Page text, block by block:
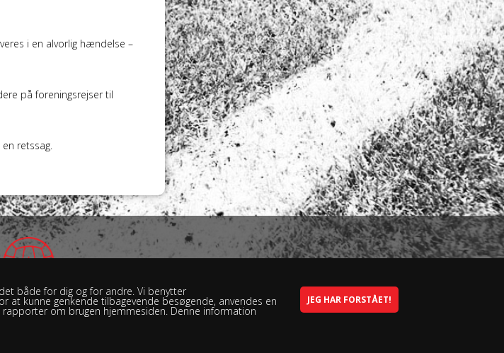
i en alvorlig hændelse –
på foreningsrejser til
retssag.
5250 Odense SV - Spillested: Rasmus Rask Skolen
både for dig og for andre. Vi benytter
at kunne genkende tilbagevende besøgende, anvendes en
om brugen hjemmesiden. Denne information